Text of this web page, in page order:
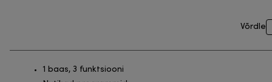
Võrdle
1 baas, 3 funktsiooni